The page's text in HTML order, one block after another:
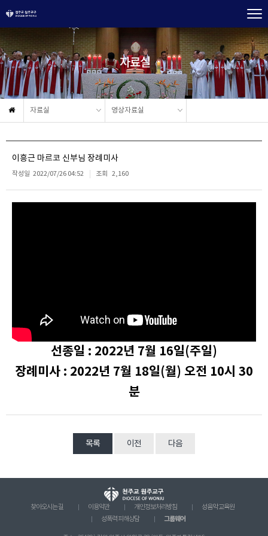
자료실
자료실 영상자료실
이흥근 마르코 신부님 장례미사
작성일 2022/07/26 04:52 조회 2,160
선종일 : 2022년 7월 16일(주일)
장례미사 : 2022년 7월 18일(월) 오전 10시 30
분
목록 이전 다음
찾아오시는 길 이용약관 개인정보처리방침
성음악 교육원
성폭력 피해상담
그룹웨어